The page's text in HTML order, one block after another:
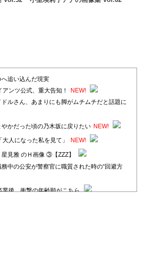
追い込んだ現実
アンツ公式、重大告知！
NEW!
ドルさん、あまりにも脚がムチムチだと話題に
かだった頃の乃木坂に戻りたい NEW!
大人になった私を見て」 NEW!
星見雅 のＨ画像 ③【ZZZ】
務中の公安が警察官に職質された時の“回避方
後、衝撃の年齢順がこちら